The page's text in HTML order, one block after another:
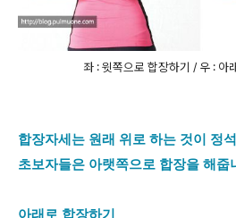
좌 : 윗쪽으로 합장하기 / 우 : 아
합장자세는 원래 위로 하는 것이 정
초보자들은 아랫쪽으로 합장을 해줍
아래로 합장하기